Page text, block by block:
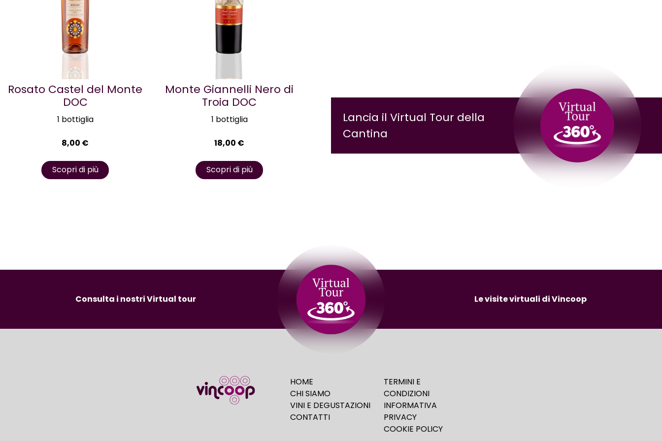
Rosato Castel del Monte
DOC
1 bottiglia
8,00 €
Scopri di più
Monte Giannelli Nero di
Troia DOC
1 bottiglia
18,00 €
Scopri di più
Lancia il Virtual Tour della
Cantina
Consulta i nostri Virtual tour Le visite virtuali di Vincoop
HOME
CHI SIAMO
VINI E DEGUSTAZIONI
CONTATTI
TERMINI E
CONDIZIONI
INFORMATIVA
PRIVACY
COOKIE POLICY